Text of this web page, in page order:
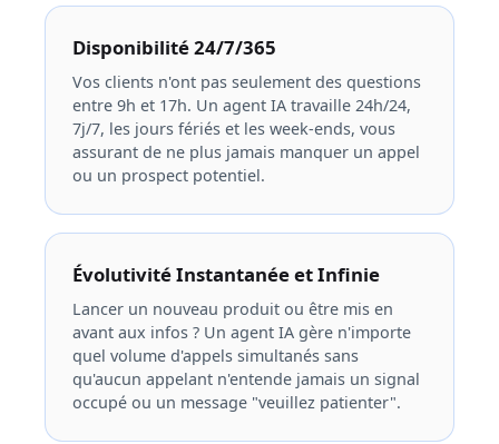
Disponibilité 24/7/365
Vos clients n'ont pas seulement des questions
entre 9h et 17h. Un agent IA travaille 24h/24,
7j/7, les jours fériés et les week-ends, vous
assurant de ne plus jamais manquer un appel
ou un prospect potentiel.
Évolutivité Instantanée et Infinie
Lancer un nouveau produit ou être mis en
avant aux infos ? Un agent IA gère n'importe
quel volume d'appels simultanés sans
qu'aucun appelant n'entende jamais un signal
occupé ou un message "veuillez patienter".